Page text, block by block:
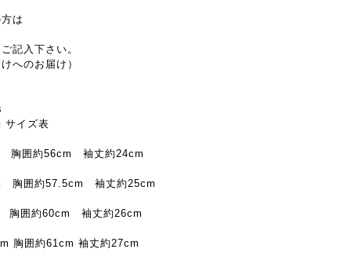
は
記入下さい。
へのお届け）
サイズ表
囲約56cm 袖丈約24cm
胸囲約57.5cm 袖丈約25cm
囲約60cm 袖丈約26cm
胸囲約61cm 袖丈約27cm